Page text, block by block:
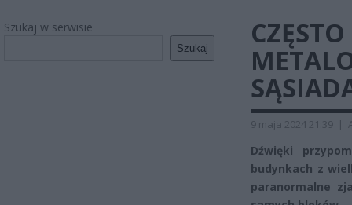
Szukaj w serwisie
Szukaj
9 maja 2024 21:39 |
Dźwięki
budynkach z
paranormalne